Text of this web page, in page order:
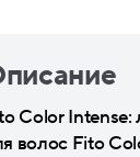
Color Intense:
волос Fito